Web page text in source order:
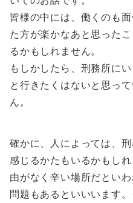
皆様の中には、働くのも
た方が楽かなあと思った
るかもしれません。
もしかしたら、刑務所に
と行きたくはないと思っ
ん。
確かに、人によっては、
感じるかたもいるかもし
由がなく辛い場所だとい
問題もあるといいいます